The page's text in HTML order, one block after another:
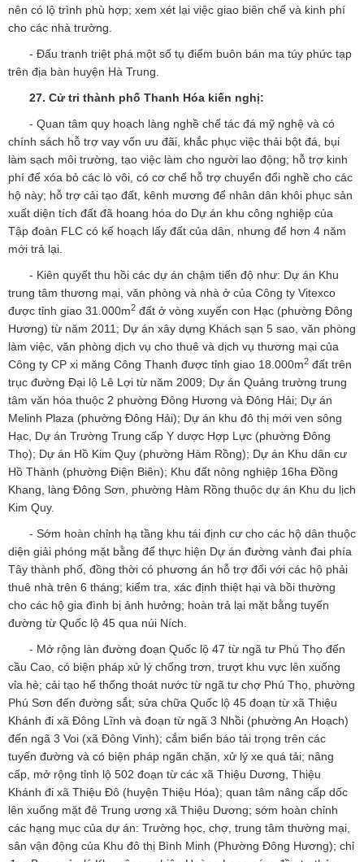
nên có lộ trình phù hợp; xem xét lại việc giao biên chế và kinh phí
cho các nhà trường.
- Đấu tranh triệt phá một số tụ điểm buôn bán ma túy phức tạp
trên địa bàn huyện Hà Trung.
27. Cử tri thành phố Thanh Hóa kiến nghị:
- Quan tâm quy hoạch làng nghề chế tác đá mỹ nghệ và có
chính sách hỗ trợ vay vốn ưu đãi, khắc phục việc thải bột đá, bụi
làm sạch môi trường, tạo việc làm cho người lao động; hỗ trợ kinh
phí để xóa bỏ các lò vôi, có cơ chế hỗ trợ chuyển đổi nghề cho các
hộ này; hỗ trợ cải tạo đất, kênh mương để nhân dân khôi phục sản
xuất diện tích đất đã hoang hóa do Dự án khu công nghiệp của
Tập đoàn FLC có kế hoạch lấy đất của dân, nhưng để hơn 4 năm
mới trả lại.
- Kiên quyết thu hồi các dự án chậm tiến độ như: Dự án Khu
trung tâm thương mại, văn phòng và nhà ở của Công ty Vitexco
được tỉnh giao 31.000m2 đất ở vòng xuyến con Hạc (phường Đông
Hương) từ năm 2011; Dự án xây dựng Khách sạn 5 sao, văn phòng
làm việc, văn phòng dịch vụ cho thuê và dịch vụ thương mại của
Công ty CP xi măng Công Thanh được tỉnh giao 18.000m2 đất trên
trục đường Đại lộ Lê Lợi từ năm 2009; Dự án Quảng trường trung
tâm văn hóa thuộc 2 phường Đông Hương và Đông Hải; Dự án
Melinh Plaza (phường Đông Hải); Dự án khu đô thị mới ven sông
Hạc, Dự án Trường Trung cấp Y dược Hợp Lực (phường Đông
Thọ); Dự án Hồ Kim Quy (phường Hàm Rồng); Dự án Khu dân cư
Hồ Thành (phường Điện Biên); Khu đất nông nghiệp 16ha Đồng
Khang, làng Đông Sơn, phường Hàm Rồng thuộc dự án Khu du lịch
Kim Quy.
- Sớm hoàn chỉnh hạ tầng khu tái định cư cho các hộ dân thuộc
diện giải phóng mặt bằng để thực hiện Dự án đường vành đai phía
Tây thành phố, đồng thời có phương án hỗ trợ đối với các hộ phải
thuê nhà trên 6 tháng; kiểm tra, xác định thiệt hại và bồi thường
cho các hộ gia đình bị ảnh hưởng; hoàn trả lại mặt bằng tuyến
đường từ Quốc lộ 45 qua núi Ních.
- Mở rộng làn đường đoạn Quốc lộ 47 từ ngã tư Phú Thọ đến
cầu Cao, có biện pháp xử lý chống trơn, trượt khu vực lên xuống
vỉa hè; cải tạo hế thống thoát nước từ ngã tư chợ Phú Thọ, phường
Phú Sơn đến đường sắt; sửa chữa Quốc lộ 45 đoạn từ xã Thiệu
Khánh đi xã Đông Lĩnh và đoạn từ ngã 3 Nhồi (phường An Hoạch)
đến ngã 3 Voi (xã Đông Vinh); cắm biển báo tải trọng trên các
tuyến đường và có biện pháp ngăn chặn, xử lý xe quá tải; nâng
cấp, mở rộng tỉnh lộ 502 đoạn từ các xã Thiệu Dương, Thiệu
Khánh đi xã Thiệu Đô (huyện Thiệu Hóa); quan tâm nâng cấp dốc
lên xuống mặt đê Trung ương xã Thiệu Dương; sớm hoàn chỉnh
các hạng mục của dự án: Trường học, chợ, trung tâm thường mại,
sân vận động của Khu đô thị Bình Minh (Phường Đông Hương); chỉ